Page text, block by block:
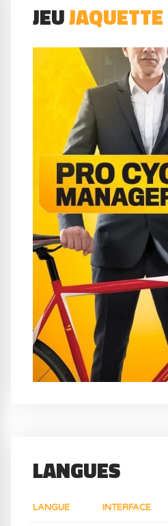
JEUJAQUETTE
LANGUES
LANGUE INTERFACE